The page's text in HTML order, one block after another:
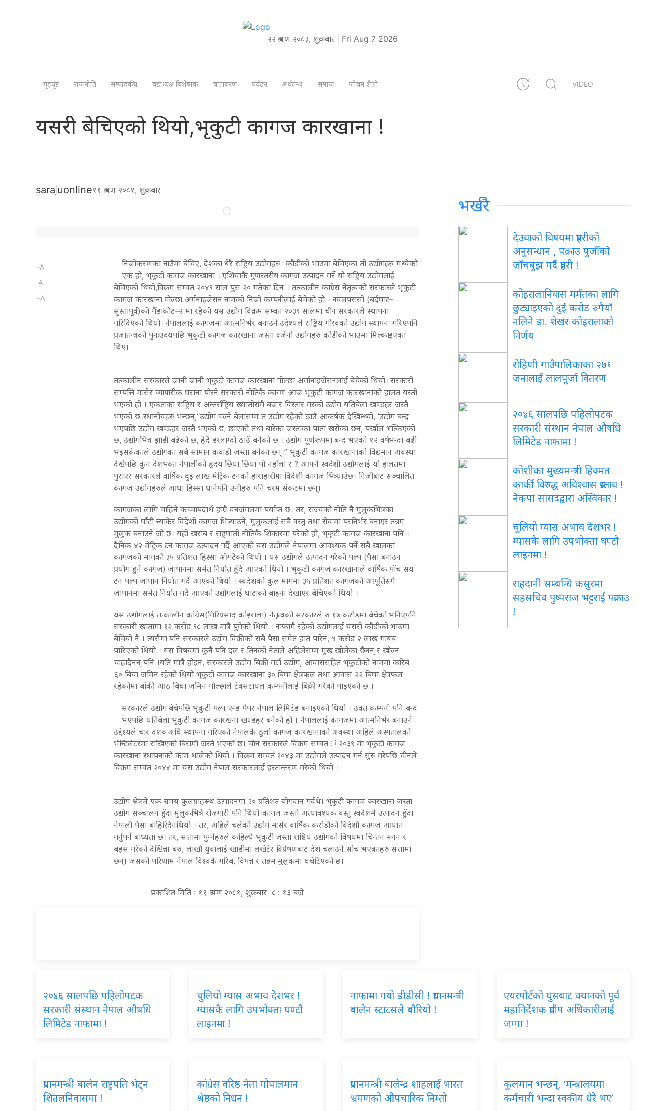
२२ श्रावण २०८३, शुक्रबार | Fri Aug 7 2026
गृहपृष्ठ राजनीति सम्पादकीय वडाध्यक्ष विशेषांक वातावरण पर्यटन अर्थतन्त्र समाज जीवन शैली VIDEO
यसरी बेचिएको थियो,भृकुटी कागज कारखाना !
sarajuonline११ श्रावण २०८१, शुक्रबार
-A
A
+A
निजीकरणका नाउँमा बेचिए, देशका धेरै राष्ट्रिय उद्योगहरु। कौडीको भाउमा बेचिएका ती उद्योगहरु मध्येको
एक हो, भृकुटी कागज कारखाना । एशियाकै गुणस्तरीय कागज उत्पादन गर्ने यो राष्ट्रिय उद्योगलाई
बेचिएको थियो,विक्रम सम्वत २०४९ साल पुस २० गतेका दिन । तत्कालीन कांग्रेस नेतृत्वको सरकारले भृकुटी
कागज कारखाना गोल्छा अर्गनाइजेसन नामको निजी कम्पनीलाई बेचेको हो । नवलपरासी (बर्दघाट–
सुस्तापूर्व)को गैँडाकोट–२ मा रहेको यस उद्योग विक्रम सम्वत २०३९ सालमा चीन सरकारले स्थापना
गरिदिएको थियो। नेपाललाई कागजमा आत्मनिर्भर बनाउने उदेश्यले राष्ट्रिय गौरवको उद्योग स्थापना गरिएपनि
प्रजातन्त्रको पुनःउदयपछि भृकुटी कागज कारखाना जस्ता दर्जनौ उद्योगहरु कौडीको भाउमा मिल्काइएका
थिए।
तत्कालीन सरकारले जानी जानी भृकुटी कागज कारखाना गोल्छा अर्गानाइजेसनलाई बेचेको थियो। सरकारी
सम्पत्ति मासेर व्यापारीक घराना पोस्ने सरकारी नीतिकै कारण आज भृकुटी कागज कारखानाको हालत यस्तो
भएको हो । एकताका राष्ट्रिय र अन्तर्राष्ट्रिय ख्यातीसंगै बजार विस्तार गरको उद्योग यतिबेला खण्डहर जस्तै
भएको छ।स्थानीयहरु भन्छन्,“उद्योग चल्ने बेलासम्म त उद्योग रहेको ठाउँ आकर्षक देखिन्थ्यो, ’उद्योग बन्द
भएपछि उद्योग खण्डहर जस्तै भएको छ, छाएको तथा बारेका जस्ताका पाता खसेका छन्, पर्खाल भत्किएको
छ, उद्योगभित्र झाडी बढेको छ, हेर्दै डरलाग्दो ठाउँ बनेको छ । उद्योग पूर्णरूपमा बन्द भएको १२ वर्षभन्दा बढी
भइसकेकाले उद्योगका सबै सामान कवाडी जस्ता बनेका छन्।” भृकुटी कागज कारखानाको विद्यमान अवस्था
देखेपछि कुन देशभक्त नेपालीको हृदय छिया छिया पो नहोला र ? आफ्नै स्वदेशी उद्योगलाई यो हालतमा
पुराएर सरकारले वार्षिक दुइ लाख मेट्रिक टनको हाराहारीमा विदेशी कागज भित्र्याउँछ। निजीबाट सञ्चालित
कागज उद्योगहरुले आधा हिस्सा धानेपनि उनीहरु पनि चरम संकटमा छन्।
कागजका लागि चाहिने कच्चापदार्थ हाम्रै वनजंगलमा पर्याप्त छ। तर, राज्यको नीति नै मुलुकभित्रका
उद्योगको घाँटी न्याकेर विदेशी कागज भित्र्याउने, मुलुकलाई सबै वस्तु तथा सेवामा परनिर्भर बनाएर तन्नम
मुलुक बनाउने जो छ। यही खराब र राष्ट्रघाती नीतिकै शिकारमा परेको हो, भृकृटी कागज कारखाना पनि ।
दैनिक ४२ मेट्रिक टन कागज उत्पादन गर्दै आएको यस उद्योगले नेपालमा आवश्यक पर्ने सबै खालका
कागजको मागको ३५ प्रतिशत हिस्सा ओगटेको थियो । यस उद्योगले उत्पादन गरेको पल्प (पैसा बनाउन
प्रयोग हुने कागज) जापानमा समेत निर्यात हुँदै आएको थियो । भृकुटी कागज कारखानाले वार्षिक पाँच सय
टन पल्प जापान निर्यात गर्दै आएको थियो । स्वदेशको कुल मागमा ३५ प्रतिशत कागजको आपूर्तिसंगै
जापानमा समेत निर्यात गर्दै आएको उद्योगलाई घाटाको बाहना देखाएर बेचिएको थियो ।
यस उद्योगलाई तत्कालीन कांग्रेस(गिरिप्रसाद कोइराला) नेतृत्वको सरकारले रु १७ करोडमा बेचेको भनिएपनि
सरकारी खातामा १२ करोड ९८ लाख मात्रै पुगेको थियो । नाफामै रहेको उद्योगलाई यसरी कौडीको भाउमा
बेचियो नै । त्यसैमा पनि सरकारले उद्योग विक्रीको सबै पैसा समेत हात पारेन, ४ करोड २ लाख गायब
पारिएको थियो । यस विषयमा कुनै पनि दल र तिनको नेताले अहिलेसम्म मुख खोलेका छैनन् र खोल्न
चाहादैनन् पनि ।यति मात्रै होइन, सरकारले उद्योग बिक्री गर्दा उद्योग, आवाससहित भृकुटीको नाममा करिब
६० बिघा जमिन रहेको थियो भृकुटी कागज कारखाना ३० बिघा क्षेत्रफल तथा आवास २२ बिघा क्षेत्रफल
रहेकोमा बाँकी आठ बिघा जमिन गोल्छाले टेक्सटायल कम्पनीलाई बिक्री गरेको पाइएको छ ।
सरकारले उद्योग बेचेपछि भृकुटी पल्प एन्ड पेपर नेपाल लिमिटेड बनाइएको थियो । उक्त कम्पनी पनि बन्द
भएपछि यतिबेला भुकुटी कागज कारखना खण्डहर बनेको हो । नेपाललाई कागजमा आत्मनिर्भर बनाउने
उद्देश्यले चार दशकअघि स्थापना गरिएको नेपालकै ठूलो कागज कारखानाको अवस्था अहिले अस्पतालको
भेन्टिलेटरमा राखिएको बिरामी जस्तै भएको छ। चीन सरकारले विक्रम सम्वत ं २०३९ मा भृकुटी कागज
कारखाना स्थापनाको काम थालेको थियो । विक्रम सम्वतं २०४३ मा उद्योगले उत्पादन गर्न सुरु गरेपछि चीनले
विक्रम सम्वतं २०४४ मा यस उद्योग नेपाल सरकारलाई हस्तान्तरण गरेको थियो ।
उद्योग क्षेत्रले एक समय कुलग्राहस्र्थ उत्पादनमा २० प्रतिशत योगदान गर्दथे। भृकुटी कागज कारखाना जस्ता
उद्योग सञ्चालन हुँदा मुलुकभित्रै रोजगारी पनि थियो।कागज जस्तो अत्यावश्यक वस्तु स्वदेशमै उत्पादन हुँदा
नेपाली पैसा बाहिरिदैनथियो । तर, अहिले चलेको उद्योग मासेर वार्षिक करोडौको विदेशी कागज आयात
गर्नुपर्ने बाध्यता छ। तर, सत्तामा पुग्नेहरुले कहिल्यै भृकुटी जस्ता राष्टिय उद्योगको विषयमा चिन्तन मनन र
बहस गरेको देखिन्न। बरु, लाखौ युवालाई खाडीमा लखेटेर विप्रेषणबाट देश चलाउने सोच भएकाहरु सत्तामा
छन्। जसको परिणाम नेपाल विश्वकै गरिब, विपन्न र तन्नम मुलुकमा घचेटिएको छ।
प्रकाशित मिति : ११ श्रावण २०८१, शुक्रबार ८ : १३ बजे
भर्खरै
देउवाको विषयमा प्रहरीको
अनुसन्धान , पक्राउ पुर्जीको
जाँचबुझ गर्दै प्रहरी !
कोइरालानिवास मर्मतका लागि
छुट्याइएको दुई करोड रुपैयाँ
नलिने डा. शेखर कोइरालाको
निर्णय
रोहिणी गाउँपालिकाका २७१
जनालाई लालपूर्जा वितरण
२०४६ सालपछि पहिलोपटक
सरकारी संस्थान नेपाल औषधि
लिमिटेड नाफामा !
कोशीका मुख्यमन्त्री हिक्मत
कार्की विरुद्ध अविश्वास प्रस्ताव !
नेकपा सांसदद्वारा अस्विकार !
चुलियो ग्यास अभाव देशभर !
ग्यासकै लागि उपभोक्ता घण्टौ
लाइनमा !
राहदानी सम्बन्धि कसुरमा
सहसचिव पुष्पराज भट्टराई पक्राउ
!
२०४६ सालपछि पहिलोपटक
सरकारी संस्थान नेपाल औषधि
लिमिटेड नाफामा !
चुलियो ग्यास अभाव देशभर !
ग्यासकै लागि उपभोक्ता घण्टौ
लाइनमा !
नाफामा गयो डीडीसी ! प्रधानमन्त्री
बालेन स्टाटसले बौरियो !
एयरपोर्टको घुसबाट क्यानको पूर्व
महानिर्देशक प्रदीप अधिकारीलाई
जग्गा !
प्रधानमन्त्री बालेन राष्ट्रपति भेट्न
शितलनिवासमा !
कांग्रेस वरिष्ठ नेता गोपालमान
श्रेष्ठको निधन !
प्रधानमन्त्री बालेन्द्र शाहलाई भारत
भ्रमणको औपचारिक निम्तो
कुलमान भन्छन्, ‘मन्त्रालयमा
कर्मचारी भन्दा स्वकीय धेरै भए’